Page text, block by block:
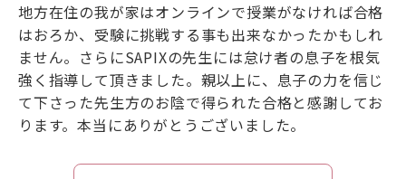
地方在住の我が家はオンラインで授業がなければ合格
はおろか、受験に挑戦する事も出来なかったかもしれ
ません。さらにSAPIXの先生には怠け者の息子を根気
強く指導して頂きました。親以上に、息子の力を信じ
て下さった先生方のお陰で得られた合格と感謝してお
ります。本当にありがとうございました。